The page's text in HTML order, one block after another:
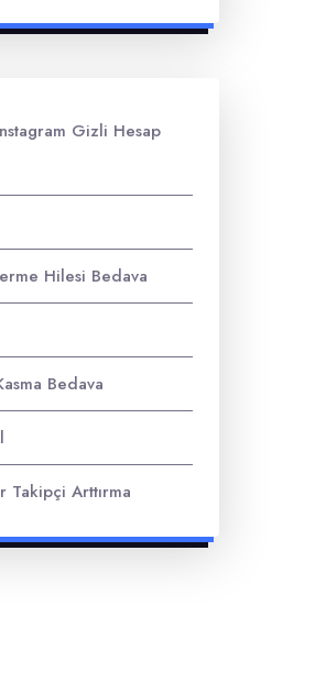
Gizli Hesap
Hilesi Bedava
Bedava
Takipçi Arttırma